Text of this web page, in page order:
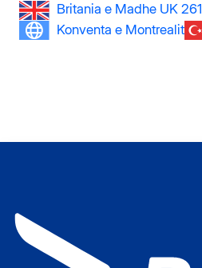
Britania e Madhe UK 261
Konventa e Montrealit